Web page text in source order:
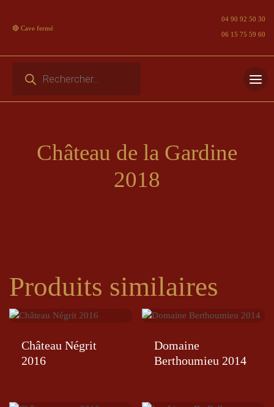
🔴 Cave fermé
04 90 92 50 30
06 15 75 59 60
Château de la Gardine
2018
Produits similaires
Château Négrit
2016
Domaine
Berthoumieu 2014